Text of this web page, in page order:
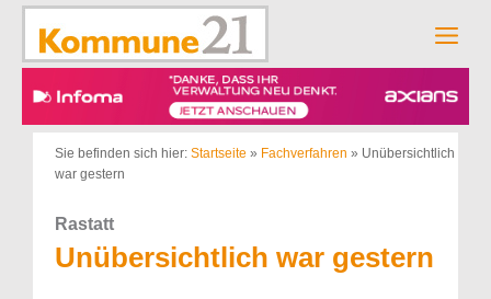
Zum
springen
Sie befinden sich hier: Startseite » Fachverfahren » Unübersichtlich
war gestern
Rastatt
Unübersichtlich war gestern